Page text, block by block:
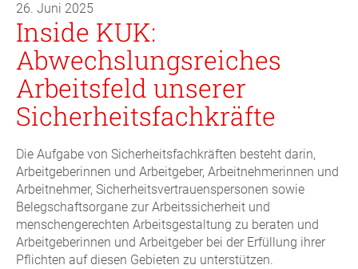
26. Juni 2025
Inside KUK:
Abwechslungsreiches
Arbeitsfeld unserer
Sicherheitsfachkräfte
Die Aufgabe von Sicherheitsfachkräften besteht darin,
Arbeitgeberinnen und Arbeitgeber, Arbeitnehmerinnen und
Arbeitnehmer, Sicherheitsvertrauenspersonen sowie
Belegschaftsorgane zur Arbeitssicherheit und
menschengerechten Arbeitsgestaltung zu beraten und
Arbeitgeberinnen und Arbeitgeber bei der Erfüllung ihrer
Pflichten auf diesen Gebieten zu unterstützen.